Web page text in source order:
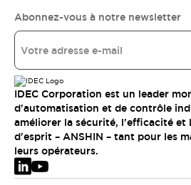
Abonnez-vous à notre newsletter
IDEC Corporation est un leader
d'automatisation et de contrôle
améliorer la sécurité, l'efficacité et
d'esprit – ANSHIN – tant pour les
leurs opérateurs.